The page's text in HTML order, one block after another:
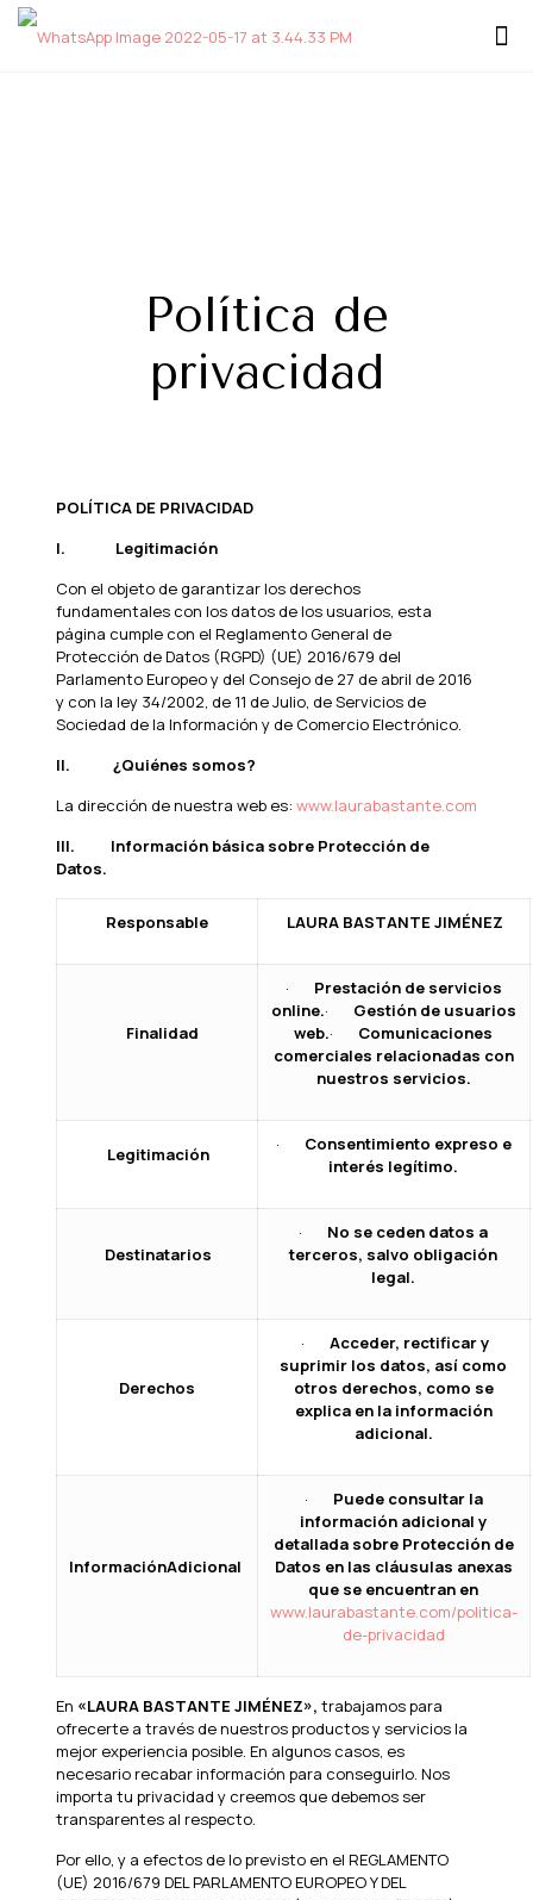
Política de
privacidad
POLÍTICA DE PRIVACIDAD
I. Legitimación
Con el objeto de garantizar los derechos
fundamentales con los datos de los usuarios, esta
página cumple con el Reglamento General de
Protección de Datos (RGPD) (UE) 2016/679 del
Parlamento Europeo y del Consejo de 27 de abril de 2016
y con la ley 34/2002, de 11 de Julio, de Servicios de
Sociedad de la Información y de Comercio Electrónico.
II. ¿Quiénes somos?
La dirección de nuestra web es: www.laurabastante.com
III. Información básica sobre Protección de
Datos.
Responsable LAURA BASTANTE JIMÉNEZ
Finalidad
· Prestación de servicios
online.· Gestión de usuarios
web.· Comunicaciones
comerciales relacionadas con
nuestros servicios.
Legitimación · Consentimiento expreso e
interés legítimo.
Destinatarios
· No se ceden datos a
terceros, salvo obligación
legal.
Derechos
·Acceder, rectificar y
suprimir los datos, así como
otros derechos, como se
explica en la información
adicional.
InformaciónAdicional
· Puede consultar la
información adicional y
detallada sobre Protección de
Datos en las cláusulas anexas
que se encuentran en
www.laurabastante.com/politica-
de-privacidad
En «LAURA BASTANTE JIMÉNEZ», trabajamos para
ofrecerte a través de nuestros productos y servicios la
mejor experiencia posible. En algunos casos, es
necesario recabar información para conseguirlo. Nos
importa tu privacidad y creemos que debemos ser
transparentes al respecto.
Por ello, y a efectos de lo previsto en el REGLAMENTO
(UE) 2016/679 DEL PARLAMENTO EUROPEO Y DEL